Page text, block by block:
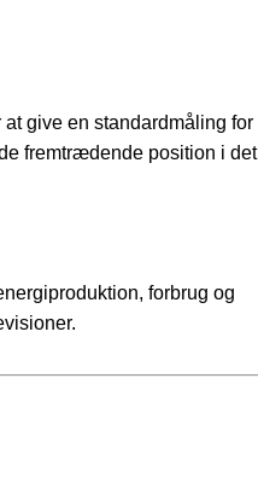
give en standardmåling for
fremtrædende position i det
forbrug og